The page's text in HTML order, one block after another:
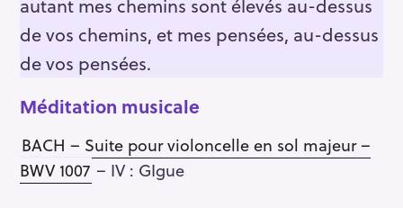
de vos chemins, et mes pensées, au-dessus
de vos pensées.
Méditation musicale
BACH – Suite pour violoncelle en sol majeur –
BWV 1007 – IV : GIgue